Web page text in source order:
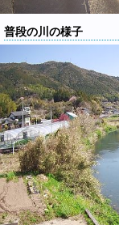
普段の川の様子